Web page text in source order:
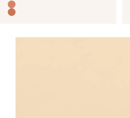
Color
TERRANOVA
TOSTEDCOCONUT